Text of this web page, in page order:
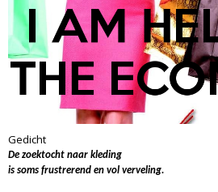
Gedicht
De zoektocht naar kleding
is soms frustrerend en vol verveling.